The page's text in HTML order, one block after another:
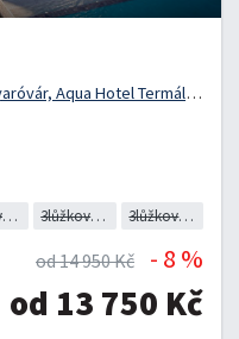
Mosonmagyaróvár, Aqua Hotel Termál, Kígyó Street, Maďarsko
2lůžkový pokoj s BALKONEM (HOTEL AQUA TERMAL) 3lůžkový pokoj s BALKONEM (HOTEL AQUA TERMAL) 3lůžkový pokoj s TERASOU (HOTEL AQUA TERMAL)
od 14 950 Kč - 8 %
od 13 750 Kč